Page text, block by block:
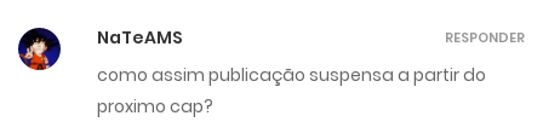
NaTeAMS
como assim publicação suspensa a partir do
proximo cap?
RESPONDER